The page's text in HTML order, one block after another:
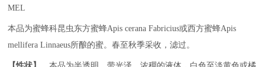
MEL
本品为蜜蜂科昆虫东方蜜蜂Apis cerana Fabricius或西方蜜蜂Apis
mellifera Linnaeus所酿的蜜。春至秋季采收，滤过。